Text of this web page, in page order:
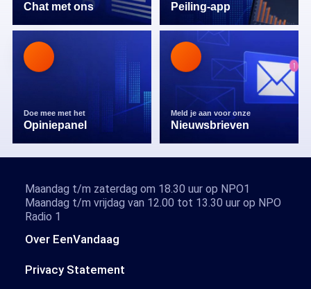
Chat met ons Peiling-app
Doe mee met het
Opiniepanel
Meld je aan voor onze
Nieuwsbrieven
Over EenVandaag
Privacy Statement
Maandag t/m zaterdag om 18.30 uur op NPO1
Maandag t/m vrijdag van 12.00 tot 13.30 uur op NPO
Radio 1